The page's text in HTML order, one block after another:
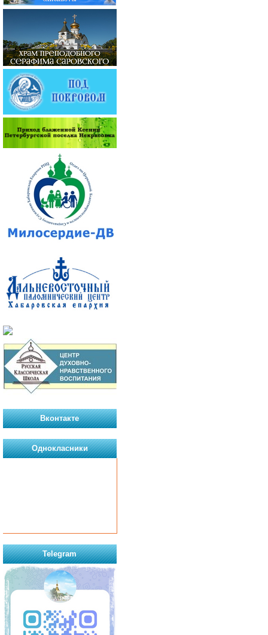
Вконтакте
Однокласники
Telegram